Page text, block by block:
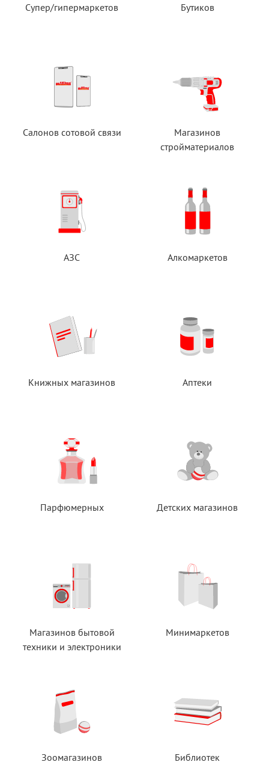
Супер/гипермаркетов Бутиков
Салонов сотовой связи
Магазинов
стройматериалов
АЗС Алкомаркетов
Книжных магазинов Аптеки
Парфюмерных Детских магазинов
Магазинов бытовой
техники и электроники
Минимаркетов
Зоомагазинов Библиотек